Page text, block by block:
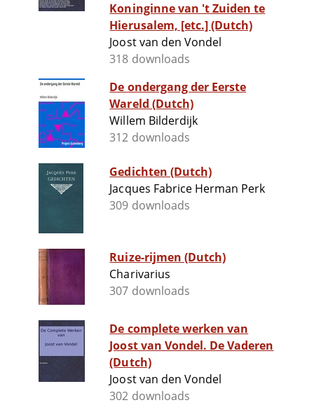
Koninginne van 't Zuiden te
Hierusalem, [etc.] (Dutch)
Joost van den Vondel
318 downloads
De ondergang der Eerste
Wareld (Dutch)
Willem Bilderdijk
312 downloads
Gedichten (Dutch)
Jacques Fabrice Herman Perk
309 downloads
Ruize-rijmen (Dutch)
Charivarius
307 downloads
De complete werken van
Joost van Vondel. De Vaderen
(Dutch)
Joost van den Vondel
302 downloads